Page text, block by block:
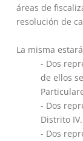
áreas de
resolución de
La misma
- Dos
de ellos
- Dos
Distrito IV.
- Dos